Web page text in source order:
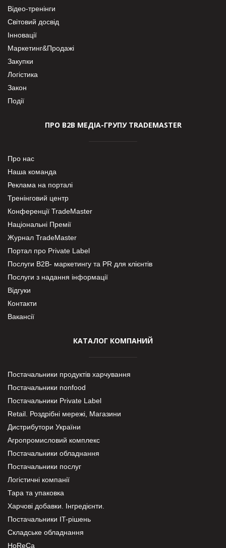
Відео-тренінги
Світовий досвід
Інновації
Маркетинг&Продажі
Закупки
Логістика
Закон
Події
ПРО В2В МЕДІА-ГРУПУ TRADEMASTER
Про нас
Наша команда
Реклама на порталі
Тренінговий центр
Конференції TradeMaster
Національні Премії
Журнал TradeMaster
Портал про Private Label
Послуги В2В- маркетингу та PR для клієнтів
Послуги з надання інформації
Відгуки
Контакти
Вакансії
КАТАЛОГ КОМПАНИЙ
Постачальники продуктів харчування
Постачальники nonfood
Постачальники Private Label
Retail. Роздрібні мережі, Магазини
Дистрибутори України
Агропромисловий комплекс
Постачальники обладнання
Постачальники послуг
Логістичні компанії
Тара та упаковка
Харчові добавки. Інгредієнти.
Постачальники IT-рішень
Складське обладнання
HoReCa